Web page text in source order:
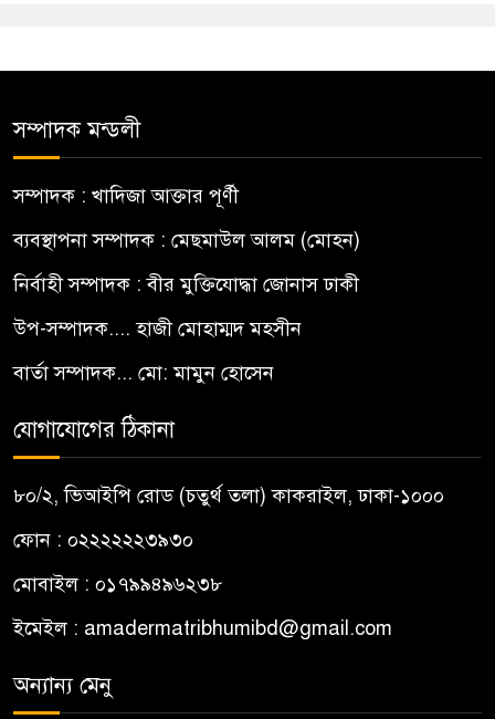
সম্পাদক মন্ডলী
সম্পাদক : খাদিজা আক্তার পূর্ণী
ব্যবস্থাপনা সম্পাদক : মেছমাউল আলম (মোহন)
নির্বাহী সম্পাদক : বীর মুক্তিযোদ্ধা জোনাস ঢাকী
উপ-সম্পাদক.... হাজী মোহাম্মদ মহসীন
বার্তা সম্পাদক... মো: মামুন হোসেন
যোগাযোগের ঠিকানা
৮০/২, ভিআইপি রোড (চতুর্থ তলা) কাকরাইল, ঢাকা-১০০০
ফোন : ০২২২২২২৩৯৩০
মোবাইল : ০১৭৯৯৪৯৬২৩৮
ইমেইল : amadermatribhumibd@gmail.com
অন্যান্য মেনু